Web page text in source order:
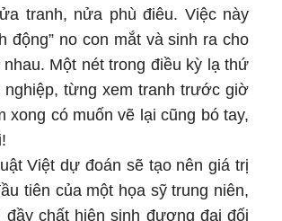
tranh, nửa phù điêu. Việc này
động” no con mắt và sinh ra cho
Một nét trong điều kỳ lạ thứ
từng xem tranh trước giờ
xong có muốn vẽ lại cũng bó tay,
Việt dự đoán sẽ tạo nên giá trị
tiên của một họa sỹ trung niên,
đầy chất hiện sinh đương đại đối